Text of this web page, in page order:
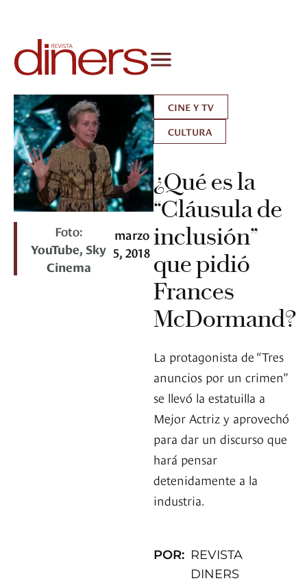
Foto:
YouTube, Sky
Cinema
marzo
5, 2018
CINE Y TV
CULTURA
¿Qué es la
“Cláusula de
inclusión”
que pidió
Frances
McDormand?
La protagonista de “Tres
anuncios por un crimen”
se llevó la estatuilla a
Mejor Actriz y aprovechó
para dar un discurso que
hará pensar
detenidamente a la
industria.
POR: REVISTA
DINERS